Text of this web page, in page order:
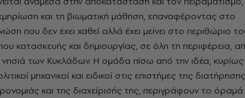
και τη βιωματική μάθηση, επαναφέροντας στο
που δεν έχει χαθεί αλλά έχει μείνει στο περιθώριο
κατασκευής και δημιουργίας, σε όλη τη περιφέρεια,
νησιά των Κυκλάδων. Η ομάδα πίσω από την ιδέα, κυρίως
μηχανικοί και ειδικοί στις επιστήμες της
και της διαχείρισής της, περιγράφουν το